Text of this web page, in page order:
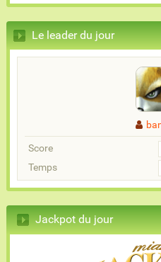
Le leader du jour
Score
Temps
Jackpot du jour